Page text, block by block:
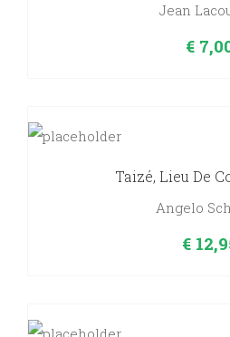
Jean
€
Taizé, Lieu De
Angelo
€